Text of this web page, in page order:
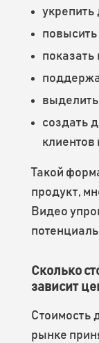
укрепить
создать
клиентов
Такой
продукт,
Видео
Сколько
зависит
Стоимость
рынке